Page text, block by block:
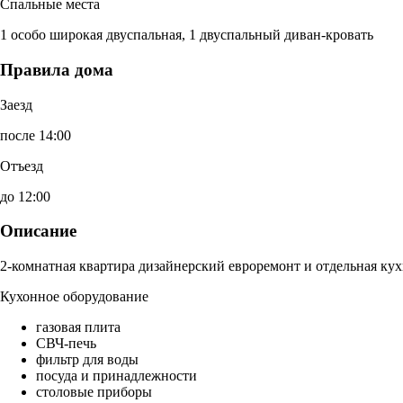
Спальные места
1 особо широкая двуспальная, 1 двуспальный диван-кровать
Правила дома
Заезд
после 14:00
Отъезд
до 12:00
Описание
2-комнатная квартира дизайнерский евроремонт и отдельная
Кухонное оборудование
газовая плита
СВЧ-печь
фильтр для воды
посуда и принадлежности
столовые приборы